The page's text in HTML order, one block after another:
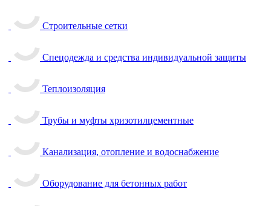
Строительные сетки
Спецодежда и средства индивидуальной защиты
Теплоизоляция
Трубы и муфты хризотилцементные
Канализация, отопление и водоснабжение
Оборудование для бетонных работ